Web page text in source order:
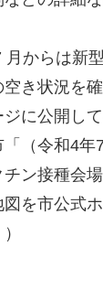
月からは新
き状況を
に公開して
「（令和4
ン接種会
を市公式